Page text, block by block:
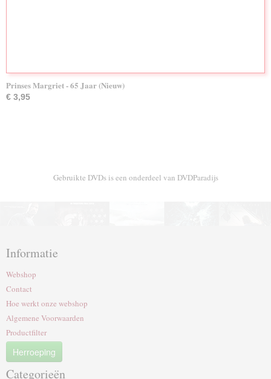
Prinses Margriet - 65 Jaar (Nieuw)
€ 3,95
Gebruikte DVDs is een onderdeel van DVDParadijs
Informatie
Webshop
Contact
Hoe werkt onze webshop
Algemene Voorwaarden
Productfilter
Herroeping
Categorieën